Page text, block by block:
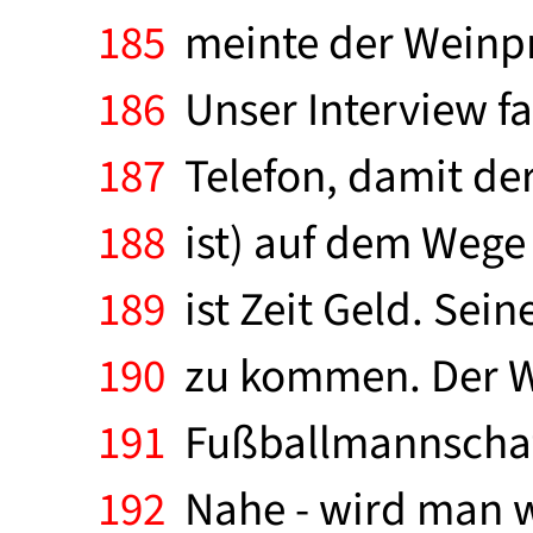
185 meinte der
186 Unser Interview
187 Telefon, damit
188 ist) auf dem
189 ist Zeit Geld.
190 zu kommen. Der
191
192 Nahe - wird man